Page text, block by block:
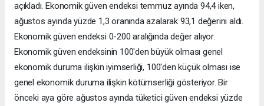
açıkladı. Ekonomik güven endeksi temmuz ayında 94,4 iken,
ağustos ayında yüzde 1,3 oranında azalarak 93,1 değerini aldı.
Ekonomik güven endeksi 0-200 aralığında değer alıyor.
Ekonomik güven endeksinin 100'den büyük olması genel
ekonomik duruma ilişkin iyimserliği, 100'den küçük olması ise
genel ekonomik duruma ilişkin kötümserliği gösteriyor. Bir
önceki aya göre ağustos ayında tüketici güven endeksi yüzde